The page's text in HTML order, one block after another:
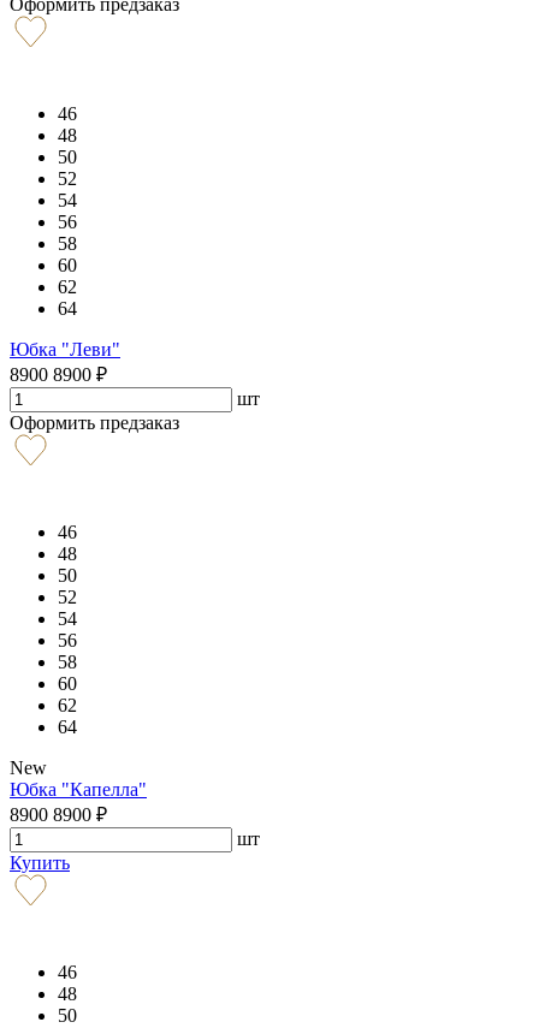
46
48
50
52
54
56
58
60
62
64
Юбка "Леви"
8900 8900 ₽
шт
Оформить предзаказ
46
48
50
52
54
56
58
60
62
64
New
Юбка "Капелла"
8900 8900 ₽
шт
Купить
46
48
50